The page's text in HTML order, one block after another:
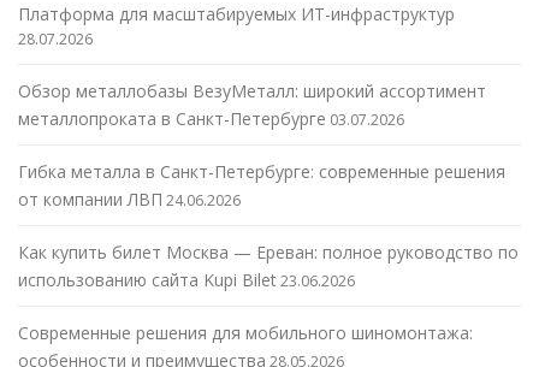
Платформа для масштабируемых ИТ-инфраструктур
28.07.2026
Обзор металлобазы ВезуМеталл: широкий ассортимент
металлопроката в Санкт-Петербурге 03.07.2026
Гибка металла в Санкт-Петербурге: современные решения
от компании ЛВП 24.06.2026
Как купить билет Москва — Ереван: полное руководство по
использованию сайта Kupi Bilet23.06.2026
Современные решения для мобильного шиномонтажа:
особенности и преимущества 28.05.2026